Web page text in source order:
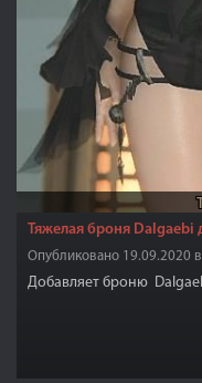
Тяжелая броня Dalgaebi
Опубликовано 19.09.2020
Добавляет броню